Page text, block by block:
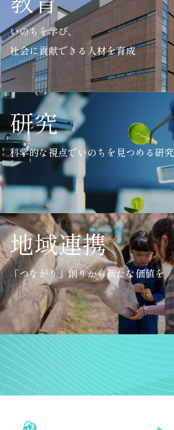
いのちを学び、
社会に貢献できる人材を育成
研究
科学的な視点でいのちを見つめる研究
地域連携
「つながり」創りから新たな価値を